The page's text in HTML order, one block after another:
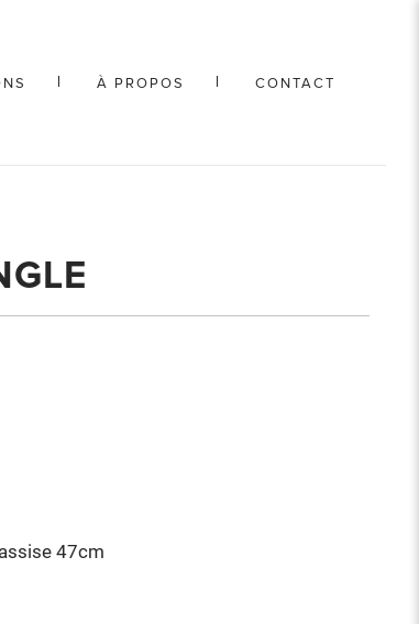
À PROPOS CONTACT
47cm